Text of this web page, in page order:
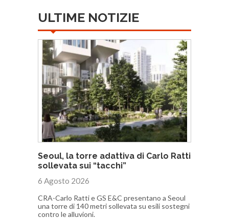
ULTIME NOTIZIE
Seoul, la torre adattiva di Carlo Ratti
sollevata sui “tacchi”
6 Agosto 2026
CRA-Carlo Ratti e GS E&C presentano a Seoul
una torre di 140 metri sollevata su esili sostegni
contro le alluvioni.